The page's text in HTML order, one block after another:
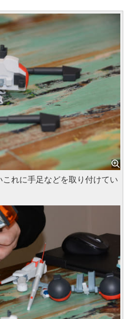
れに手足などを取り付けてい